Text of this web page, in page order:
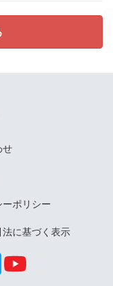
せ
ポリシー
に基づく表示